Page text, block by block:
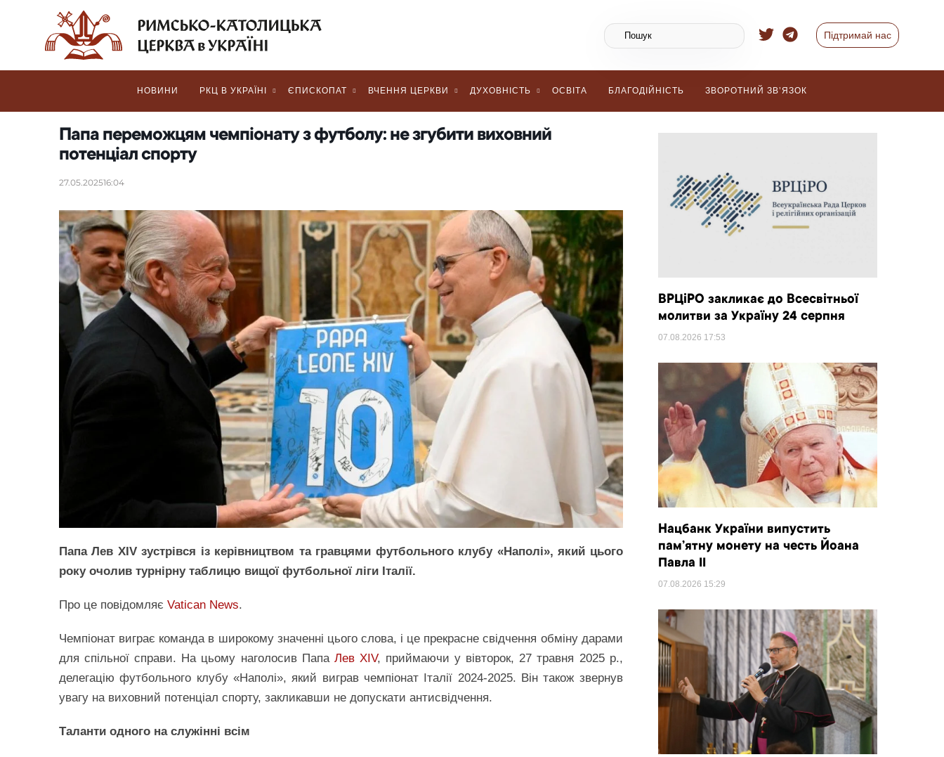
Підтримай нас
НОВИНИ РКЦ В УКРАЇНІ ЄПИСКОПАТ ВЧЕННЯ ЦЕРКВИ ДУХОВНІСТЬ ОСВІТА БЛАГОДІЙНІСТЬ ЗВОРОТНИЙ ЗВ’ЯЗОК
Папа переможцям чемпіонату з футболу: не згубити виховний
потенціал спорту
27.05.202516:04
Папа Лев XIV зустрівся із керівництвом та гравцями футбольного клубу «Наполі», який цього
року очолив турнірну таблицю вищої футбольної ліги Італії.
Про це повідомляє Vatican News.
Чемпіонат виграє команда в широкому значенні цього слова, і це прекрасне свідчення обміну дарами
для спільної справи. На цьому наголосив Папа Лев XIV, приймаючи у вівторок, 27 травня 2025 р.,
делегацію футбольного клубу «Наполі», який виграв чемпіонат Італії 2024-2025. Він також звернув
увагу на виховний потенціал спорту, закликавши не допускати антисвідчення.
Таланти одного на служінні всім
ВРЦіРО закликає до Всесвітньої
молитви за Україну 24 серпня
07.08.2026 17:53
Нацбанк України випустить
пам’ятну монету на честь Йоана
Павла II
07.08.2026 15:29